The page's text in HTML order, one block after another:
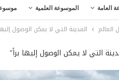
العامة الموسوعة العلمية
العالم المدينة التي لا يمكن الوصول
التي لا يمكن الوصول إليها براً"